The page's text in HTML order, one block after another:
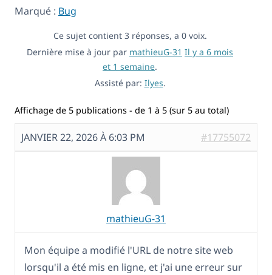
Marqué : Bug
Ce sujet contient 3 réponses, a 0 voix.
Dernière mise à jour par mathieuG-31 Il y a 6 mois
et 1 semaine.
Assisté par: Ilyes.
Affichage de 5 publications - de 1 à 5 (sur 5 au total)
JANVIER 22, 2026 À 6:03 PM #17755072
mathieuG-31
Mon équipe a modifié l'URL de notre site web
lorsqu'il a été mis en ligne, et j'ai une erreur sur